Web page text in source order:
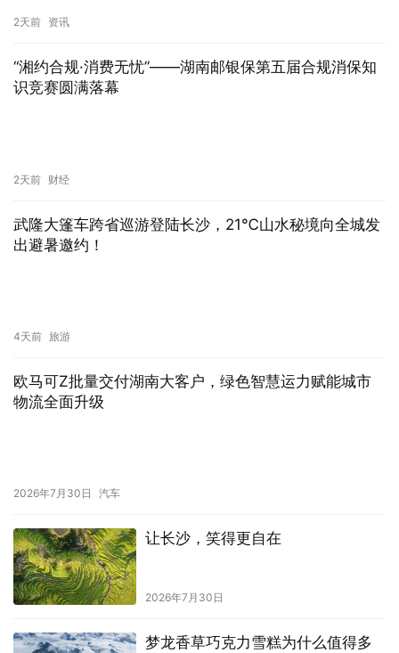
2天前 资讯
“湘约合规·消费无忧”——湖南邮银保第五届合规消保知
识竞赛圆满落幕
2天前 财经
武隆大篷车跨省巡游登陆长沙，21℃山水秘境向全城发
出避暑邀约！
4天前 旅游
欧马可Z批量交付湖南大客户，绿色智慧运力赋能城市
物流全面升级
2026年7月30日 汽车
让长沙，笑得更自在
2026年7月30日
梦龙香草巧克力雪糕为什么值得多